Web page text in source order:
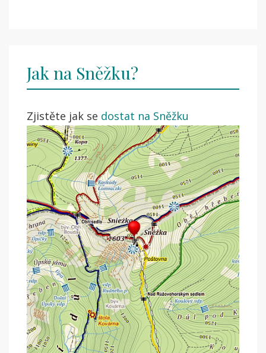
Jak na Sněžku?
Zjistěte jak se dostat na Sněžku